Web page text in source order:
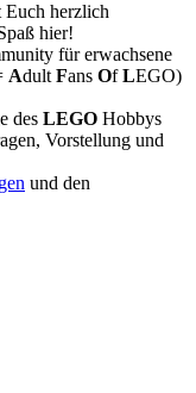
Euch herzlich
hier!
für erwachsene
Adult Fans OfLEGO)
des LEGO Hobbys
Vorstellung und
und den